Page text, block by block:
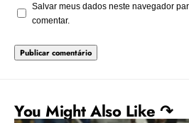
Salvar meus dados neste navegador
comentar.
You Might Also Like ↷